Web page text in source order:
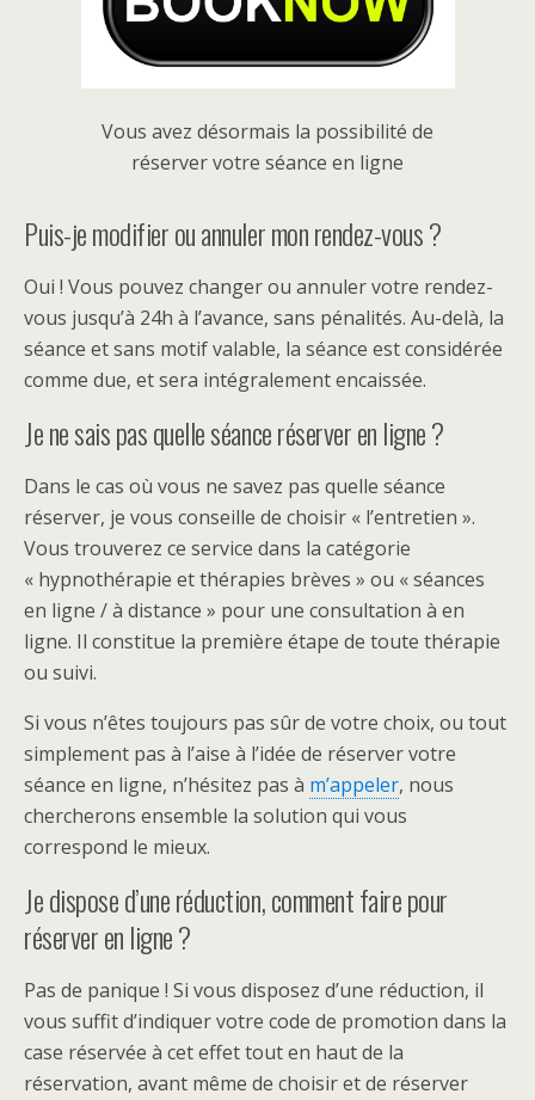
Vous avez désormais la possibilité de
réserver votre séance en ligne
Puis-je modifier ou annuler mon rendez-vous ?
Oui ! Vous pouvez changer ou annuler votre rendez-
vous jusqu’à 24h à l’avance, sans pénalités. Au-delà, la
séance et sans motif valable, la séance est considérée
comme due, et sera intégralement encaissée.
Je ne sais pas quelle séance réserver en ligne ?
Dans le cas où vous ne savez pas quelle séance
réserver, je vous conseille de choisir « l’entretien ».
Vous trouverez ce service dans la catégorie
« hypnothérapie et thérapies brèves » ou « séances
en ligne / à distance » pour une consultation à en
ligne. Il constitue la première étape de toute thérapie
ou suivi.
Si vous n’êtes toujours pas sûr de votre choix, ou tout
simplement pas à l’aise à l’idée de réserver votre
séance en ligne, n’hésitez pas à m’appeler, nous
chercherons ensemble la solution qui vous
correspond le mieux.
Je dispose d’une réduction, comment faire pour
réserver en ligne ?
Pas de panique ! Si vous disposez d’une réduction, il
vous suffit d’indiquer votre code de promotion dans la
case réservée à cet effet tout en haut de la
réservation, avant même de choisir et de réserver